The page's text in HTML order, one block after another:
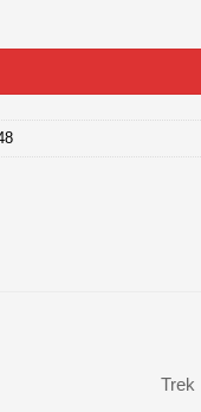
Light Bracket antall
Trek